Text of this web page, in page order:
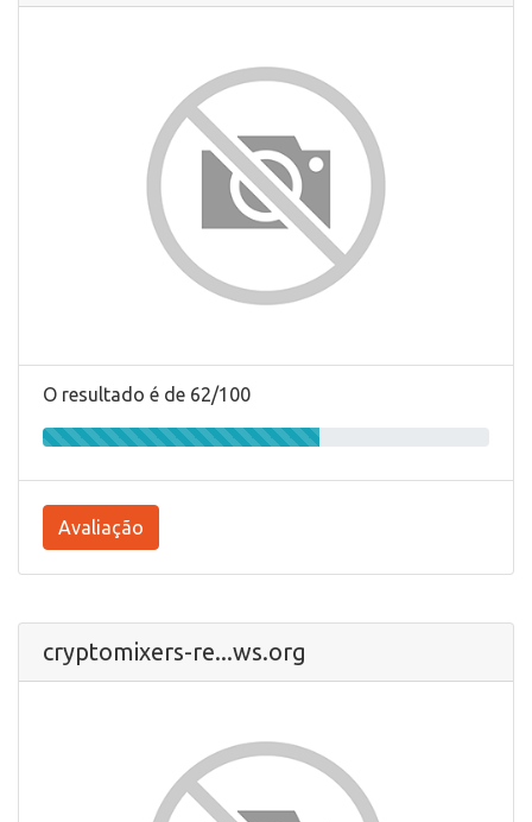
O resultado é de 62/100
Avaliação
cryptomixers-re...ws.org